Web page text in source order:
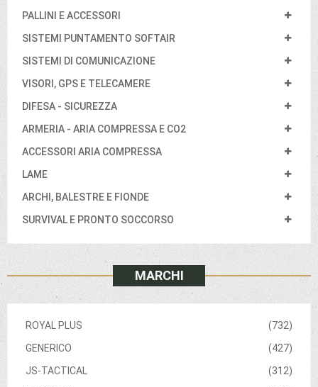
PALLINI E ACCESSORI
SISTEMI PUNTAMENTO SOFTAIR
SISTEMI DI COMUNICAZIONE
VISORI, GPS E TELECAMERE
DIFESA - SICUREZZA
ARMERIA - ARIA COMPRESSA E CO2
ACCESSORI ARIA COMPRESSA
LAME
ARCHI, BALESTRE E FIONDE
SURVIVAL E PRONTO SOCCORSO
MARCHI
(732)
ROYAL PLUS
(427)
GENERICO
(312)
JS-TACTICAL